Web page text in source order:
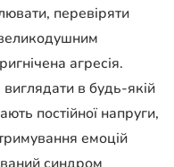
перевіряти
агресія.
в будь-якій
постійної напруги,
емоцій